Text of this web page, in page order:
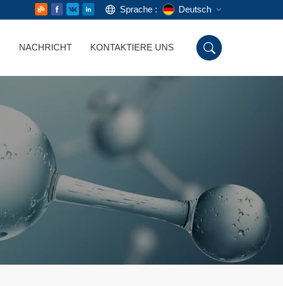
Sprache : Deutsch
NACHRICHT KONTAKTIERE UNS